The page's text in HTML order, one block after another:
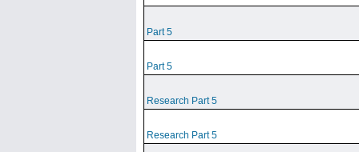
Part 5
Part 5
Research Part 5
Research Part 5